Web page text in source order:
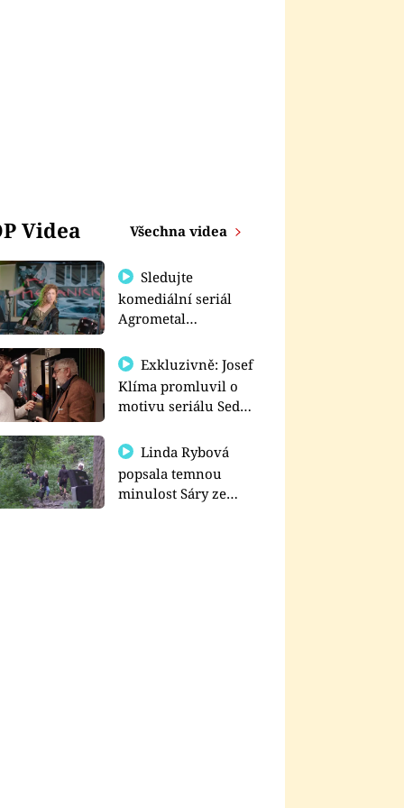
Videa Všechna videa
Sledujte
komediální seriál
Agrometal
prima+
Exkluzivně: Josef
Klíma promluvil o
motivu seriálu Sedm
Linda Rybová
popsala temnou
minulost Sáry ze